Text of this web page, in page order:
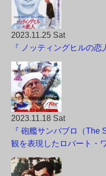
2023.11.25 Sat
『 ノッティングヒルの恋
2023.11.18 Sat
『 砲艦サンパブロ（
観を表現したロバート・